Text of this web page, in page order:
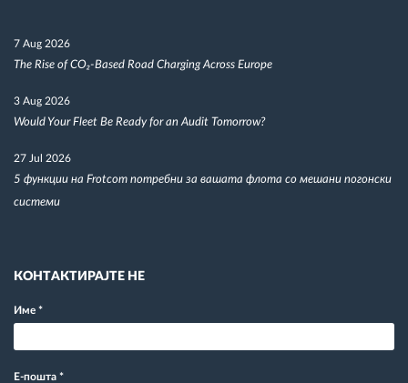
7 Aug 2026
The Rise of CO₂-Based Road Charging Across Europe
3 Aug 2026
Would Your Fleet Be Ready for an Audit Tomorrow?
27 Jul 2026
5 функции на Frotcom потребни за вашата флота со мешани погонски
системи
КОНТАКТИРАЈТЕ НЕ
Име *
Е-пошта *